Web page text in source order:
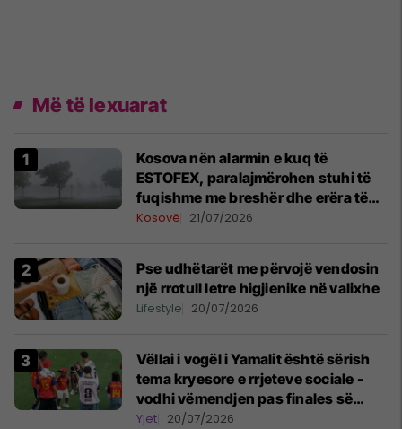
Më të lexuarat
Kosova nën alarmin e kuq të
ESTOFEX, paralajmërohen stuhi të
fuqishme me breshër dhe erëra të
forta
Kosovë 21/07/2026
Pse udhëtarët me përvojë vendosin
një rrotull letre higjienike në valixhe
Lifestyle 20/07/2026
Vëllai i vogël i Yamalit është sërish
tema kryesore e rrjeteve sociale -
vodhi vëmendjen pas finales së
Kupës së Botës
Yjet 20/07/2026